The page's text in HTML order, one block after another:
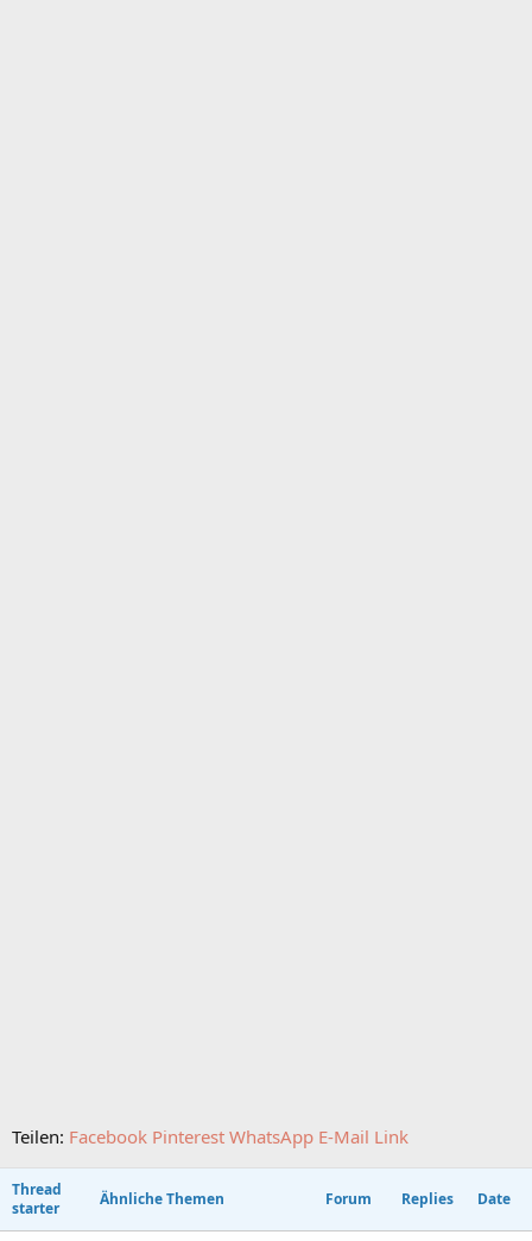
Teilen: Facebook Pinterest WhatsApp E-Mail Link
Thread
starter
Ähnliche Themen Forum Replies Date